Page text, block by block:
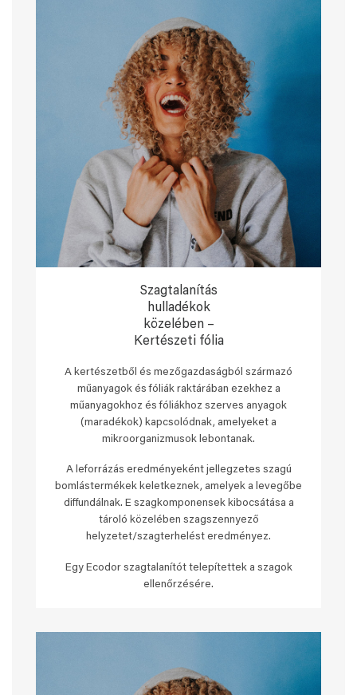
Szagtalanítás
hulladékok
közelében –
Kertészeti fólia
A kertészetből és mezőgazdaságból származó
műanyagok és fóliák raktárában ezekhez a
műanyagokhoz és fóliákhoz szerves anyagok
(maradékok) kapcsolódnak, amelyeket a
mikroorganizmusok lebontanak.
A leforrázás eredményeként jellegzetes szagú
bomlástermékek keletkeznek, amelyek a levegőbe
diffundálnak. E szagkomponensek kibocsátása a
tároló közelében szagszennyező
helyzetet/szagterhelést eredményez.
Egy Ecodor szagtalanítót telepítettek a szagok
ellenőrzésére.